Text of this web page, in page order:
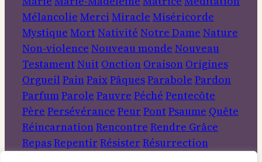
Mélancolie Merci Miracle Miséricorde
Mystique MortNativité Notre Dame Nature
Non-violence Nouveau monde Nouveau
TestamentNuit Onction Oraison Origines
Orgueil PainPaixPâquesParabole Pardon
ParfumParole Pauvre Péché Pentecôte
Père Persévérance Peur PontPsaume Quête
RéincarnationRencontre Rendre Grâce
RepasRepentir Résister Résurrection